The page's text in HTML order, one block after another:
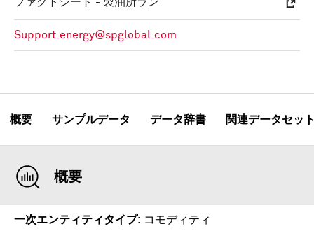
Support.energy@spglobal.com
概要 サンプルデータ データ辞書 関連データセッ
概要
一次エンティティタイプ コモディティ